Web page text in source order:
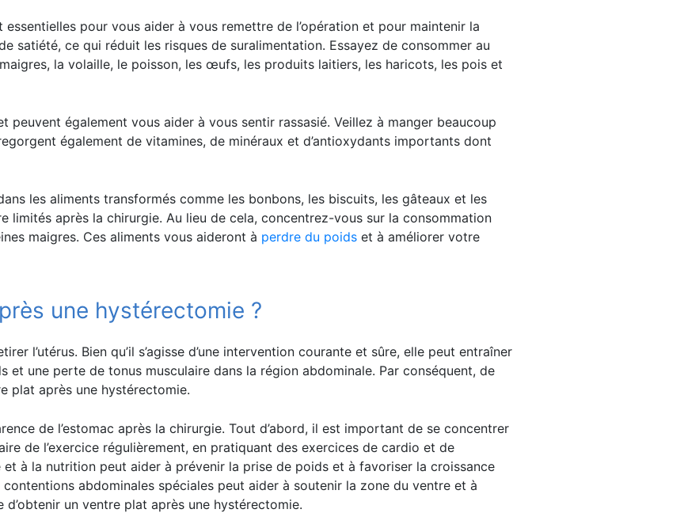
pour vous aider à vous remettre de l’opération et pour maintenir la
satiété, ce qui réduit les risques de suralimentation. Essayez de consommer au
la volaille, le poisson, les œufs, les produits laitiers, les haricots, les pois et
également vous aider à vous sentir rassasié. Veillez à manger beaucoup
également de vitamines, de minéraux et d’antioxydants importants dont
les aliments transformés comme les bonbons, les biscuits, les gâteaux et les
après la chirurgie. Au lieu de cela, concentrez-vous sur la consommation
maigres. Ces aliments vous aideront à perdre du poids et à améliorer votre
une hystérectomie ?
l’utérus. Bien qu’il s’agisse d’une intervention courante et sûre, elle peut entraîner
une perte de tonus musculaire dans la région abdominale. Par conséquent, de
plat après une hystérectomie.
de l’estomac après la chirurgie. Tout d’abord, il est important de se concentrer
de l’exercice régulièrement, en pratiquant des exercices de cardio et de
à la nutrition peut aider à prévenir la prise de poids et à favoriser la croissance
abdominales spéciales peut aider à soutenir la zone du ventre et à
un ventre plat après une hystérectomie.